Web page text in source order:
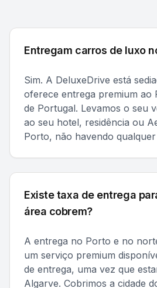
Entregam carros de luxo
Sim. A DeluxeDrive está
oferece entrega premium ao
de Portugal. Levamos o seu
ao seu hotel, residência ou
Porto, não havendo
Existe taxa de entrega
área cobrem?
A entrega no Porto e no
um serviço premium
de entrega, uma vez que
Algarve. Cobrimos a cidade